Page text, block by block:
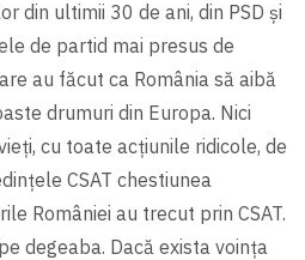
din ultimii 30 de ani, din PSD și
de partid mai presus de
au făcut ca România să aibă
drumuri din Europa. Nici
cu toate acțiunile ridicole, de
CSAT chestiunea
României au trecut prin CSAT.
degeaba. Dacă exista voința